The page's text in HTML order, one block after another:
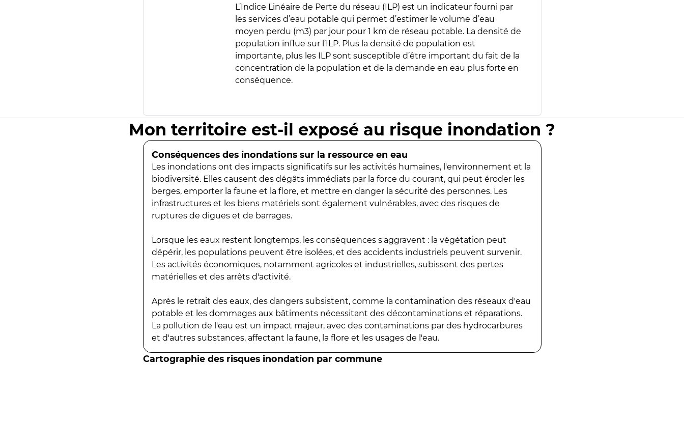
L’Indice Linéaire de Perte du réseau (ILP) est un indicateur fourni par
les services d’eau potable qui permet d’estimer le volume d’eau
moyen perdu (m3) par jour pour 1 km de réseau potable. La densité de
population influe sur l’ILP. Plus la densité de population est
importante, plus les ILP sont susceptible d’être important du fait de la
concentration de la population et de la demande en eau plus forte en
conséquence.
Mon territoire est-il exposé au risque inondation ?
Conséquences des inondations sur la ressource en eau
Les inondations ont des impacts significatifs sur les activités humaines, l'environnement et la
biodiversité. Elles causent des dégâts immédiats par la force du courant, qui peut éroder les
berges, emporter la faune et la flore, et mettre en danger la sécurité des personnes. Les
infrastructures et les biens matériels sont également vulnérables, avec des risques de
ruptures de digues et de barrages.
Lorsque les eaux restent longtemps, les conséquences s'aggravent : la végétation peut
dépérir, les populations peuvent être isolées, et des accidents industriels peuvent survenir.
Les activités économiques, notamment agricoles et industrielles, subissent des pertes
matérielles et des arrêts d'activité.
Après le retrait des eaux, des dangers subsistent, comme la contamination des réseaux d'eau
potable et les dommages aux bâtiments nécessitant des décontaminations et réparations.
La pollution de l'eau est un impact majeur, avec des contaminations par des hydrocarbures
et d'autres substances, affectant la faune, la flore et les usages de l'eau.
Cartographie des risques inondation par commune